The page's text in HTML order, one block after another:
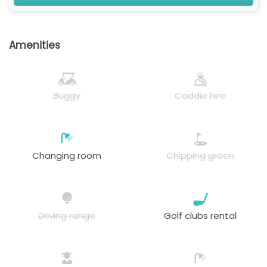
Amenities
Buggy Caddie hire
Changing room Chipping green
Driving range Golf clubs rental